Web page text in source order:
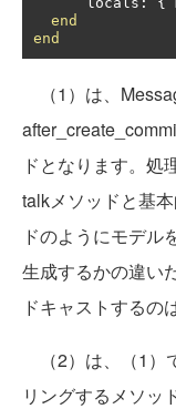
end
end
（1）は、
ドとなります。処
talkメソッドと基
ドのようにモデル
生成するかの違い
ドキャストするの
（2）は、（1）
リングするメソッ